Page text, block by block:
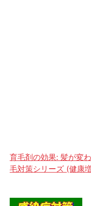
育毛剤の効果: 髪が変
毛対策シリーズ (健康